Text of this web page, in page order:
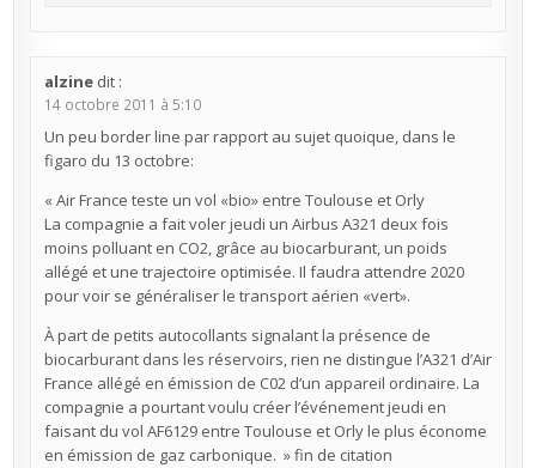
alzine dit :
14 octobre 2011 à 5:10
Un peu border line par rapport au sujet quoique, dans le
figaro du 13 octobre:
« Air France teste un vol «bio» entre Toulouse et Orly
La compagnie a fait voler jeudi un Airbus A321 deux fois
moins polluant en CO2, grâce au biocarburant, un poids
allégé et une trajectoire optimisée. Il faudra attendre 2020
pour voir se généraliser le transport aérien «vert».
À part de petits autocollants signalant la présence de
biocarburant dans les réservoirs, rien ne distingue l’A321 d’Air
France allégé en émission de C02 d’un appareil ordinaire. La
compagnie a pourtant voulu créer l’événement jeudi en
faisant du vol AF6129 entre Toulouse et Orly le plus économe
en émission de gaz carbonique. » fin de citation